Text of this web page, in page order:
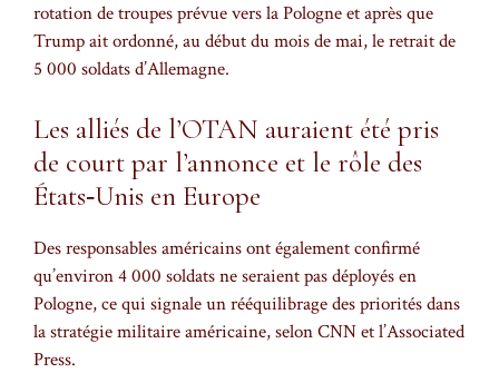
rotation de troupes prévue vers la Pologne et après que
Trump ait ordonné, au début du mois de mai, le retrait de
5 000 soldats d’Allemagne.
Les alliés de l’OTAN auraient été pris
de court par l’annonce et le rôle des
États‑Unis en Europe
Des responsables américains ont également confirmé
qu’environ 4 000 soldats ne seraient pas déployés en
Pologne, ce qui signale un rééquilibrage des priorités dans
la stratégie militaire américaine, selon CNN et l’Associated
Press.